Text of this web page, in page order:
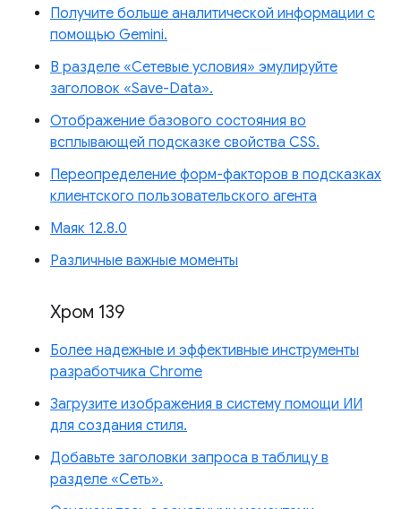
Получите больше аналитической информации с
помощью Gemini.
В разделе «Сетевые условия» эмулируйте
заголовок «Save-Data».
Отображение базового состояния во
всплывающей подсказке свойства CSS.
Переопределение форм-факторов в подсказках
клиентского пользовательского агента
Маяк 12.8.0
Различные важные моменты
Хром 139
Более надежные и эффективные инструменты
разработчика Chrome
Загрузите изображения в систему помощи ИИ
для создания стиля.
Добавьте заголовки запроса в таблицу в
разделе «Сеть».